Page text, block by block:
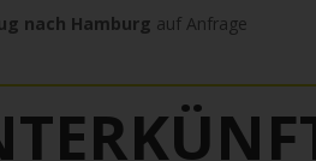
nach Hamburg auf Anfrage